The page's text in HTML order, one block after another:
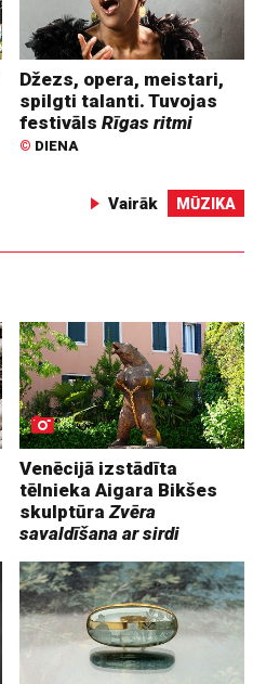
Džezs, opera, meistari,
spilgti talanti. Tuvojas
festivālsRīgas ritmi
© DIENA
Vairāk MŪZIKA
Venēcijā izstādīta
tēlnieka Aigara Bikšes
skulptūraZvēra
savaldīšana ar sirdi